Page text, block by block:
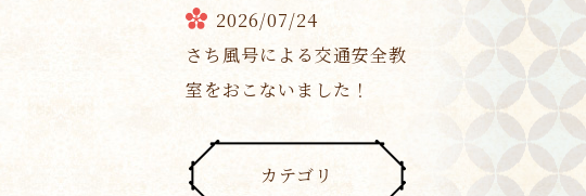
2026/07/24
さち風号による交通安全教
室をおこないました！
カテゴリ